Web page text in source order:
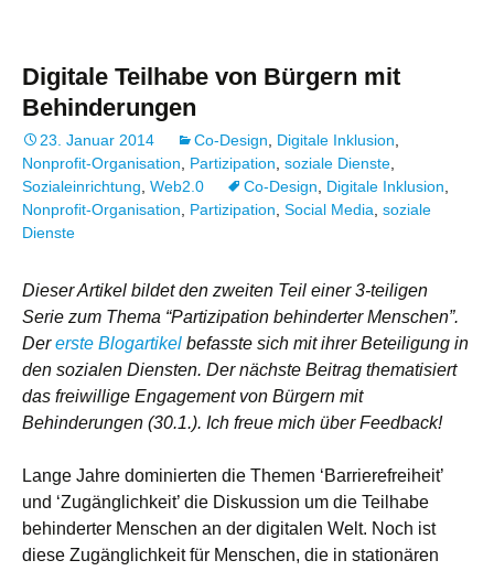
Digitale Teilhabe von Bürgern mit
Behinderungen
23. Januar 2014 Co-Design Digitale Inklusion
Nonprofit-Organisation
Partizipation soziale Dienste
Sozialeinrichtung Web2.0 Co-Design Digitale Inklusion
Nonprofit-Organisation
Partizipation Social Media soziale
Dienste
Dieser Artikel bildet den zweiten Teil einer 3-teiligen
Serie zum Thema “Partizipation behinderter Menschen”.
Dererste Blogartikel befasste sich mit ihrer Beteiligung in
den sozialen Diensten. Der nächste Beitrag thematisiert
das freiwillige Engagement von Bürgern mit
Behinderungen (30.1.). Ich freue mich über Feedback!
Lange Jahre dominierten die Themen ‘Barrierefreiheit’
und ‘Zugänglichkeit’ die Diskussion um die Teilhabe
behinderter Menschen an der digitalen Welt. Noch ist
diese Zugänglichkeit für Menschen, die in stationären